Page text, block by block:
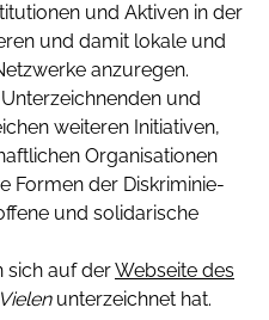
und Akti­ven in der
und damit loka­le und
anzu­re­gen.
und
wei­te­ren Initia­ti­ven,
Orga­ni­sa­tio­nen
For­men der Dis­kri­mi­nie­
und soli­da­ri­sche
sich auf derWebseite des
unterzeichnet hat.